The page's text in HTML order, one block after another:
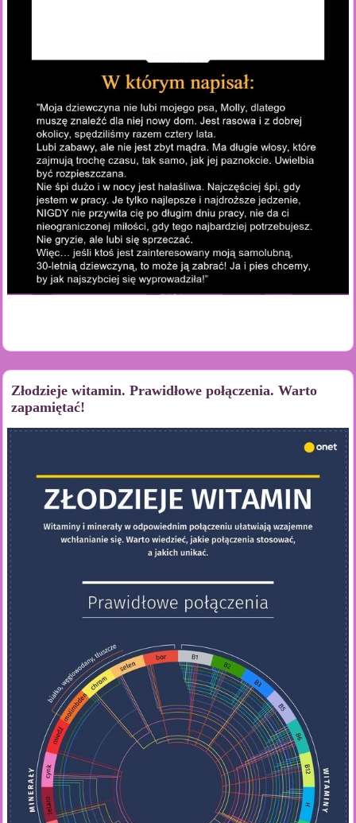
Złodzieje witamin. Prawidłowe połączenia. Warto
zapamiętać!